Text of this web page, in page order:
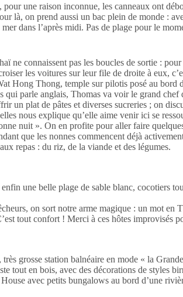
une raison inconnue, les canneaux ont
là, on prend aussi un bac plein de monde :
dans l’après midi. Pas de plage pour le
ne connaissent pas les boucles de sortie :
les voitures sur leur file de droite à eux,
Hong Thong, temple sur pilotis posé au
qui parle anglais, Thomas va voir le grand
un plat de pâtes et diverses sucreries ; on
nous explique qu’elle aime venir ici se
nuit ». On en profite pour aller faire
que les nonnes commencent déjà
repas : du riz, de la viande et des légumes.
une belle plage de sable blanc, cocotiers
on sort notre arme magique : un mot
tout confort ! Merci à ces hôtes improvisés
grosse station balnéaire en mode « la
tout en bois, avec des décorations de styles
avec petits bungalows au bord d’une